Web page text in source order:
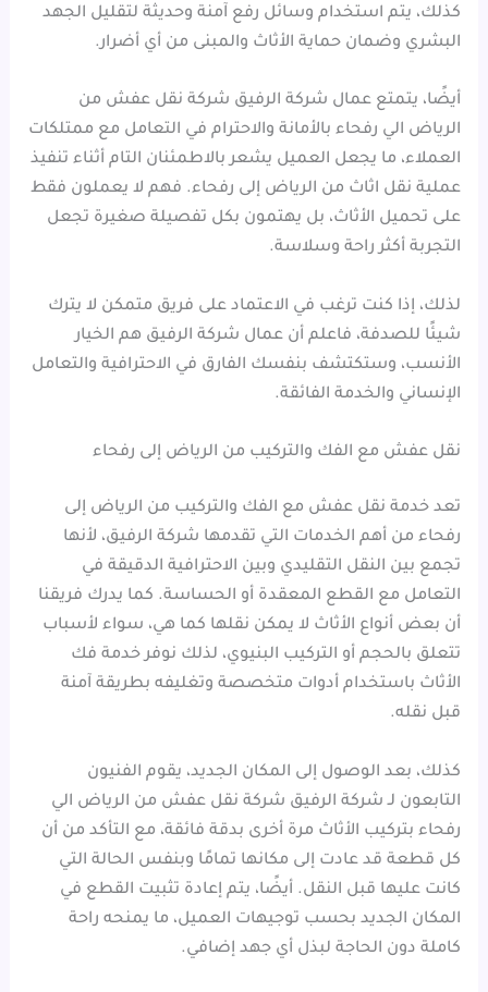
كذلك، يتم استخدام وسائل رفع آمنة وحديثة لتقليل الجهد
البشري وضمان حماية الأثاث والمبنى من أي أضرار.
أيضًا، يتمتع عمال شركة الرفيق شركة نقل عفش من
الرياض الي رفحاء بالأمانة والاحترام في التعامل مع ممتلكات
العملاء، ما يجعل العميل يشعر بالاطمئنان التام أثناء تنفيذ
عملية نقل اثاث من الرياض إلى رفحاء. فهم لا يعملون فقط
على تحميل الأثاث، بل يهتمون بكل تفصيلة صغيرة تجعل
التجربة أكثر راحة وسلاسة.
لذلك، إذا كنت ترغب في الاعتماد على فريق متمكن لا يترك
شيئًا للصدفة، فاعلم أن عمال شركة الرفيق هم الخيار
الأنسب، وستكتشف بنفسك الفارق في الاحترافية والتعامل
الإنساني والخدمة الفائقة.
نقل عفش مع الفك والتركيب من الرياض إلى رفحاء
تعد خدمة نقل عفش مع الفك والتركيب من الرياض إلى
رفحاء من أهم الخدمات التي تقدمها شركة الرفيق، لأنها
تجمع بين النقل التقليدي وبين الاحترافية الدقيقة في
التعامل مع القطع المعقدة أو الحساسة. كما يدرك فريقنا
أن بعض أنواع الأثاث لا يمكن نقلها كما هي، سواء لأسباب
تتعلق بالحجم أو التركيب البنيوي، لذلك نوفر خدمة فك
الأثاث باستخدام أدوات متخصصة وتغليفه بطريقة آمنة
قبل نقله.
كذلك، بعد الوصول إلى المكان الجديد، يقوم الفنيون
التابعون لـ شركة الرفيق شركة نقل عفش من الرياض الي
رفحاء بتركيب الأثاث مرة أخرى بدقة فائقة، مع التأكد من أن
كل قطعة قد عادت إلى مكانها تمامًا وبنفس الحالة التي
كانت عليها قبل النقل. أيضًا، يتم إعادة تثبيت القطع في
المكان الجديد بحسب توجيهات العميل، ما يمنحه راحة
كاملة دون الحاجة لبذل أي جهد إضافي.